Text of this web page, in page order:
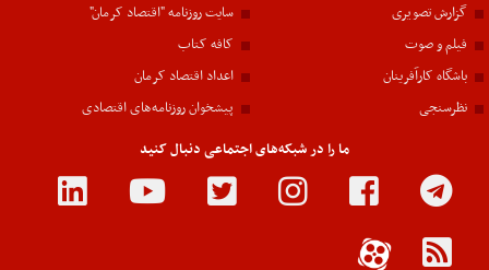
گزارش تصویری
فیلم و صوت
باشگاه کارآفرینان
نظرسنجی
سایت روزنامه "اقتصاد کرمان"
کافه کتاب
اعداد اقتصاد کرمان
پیشخوان روزنامه‌های اقتصادی
ما را در شبکه‌های اجتماعی دنبال کنید